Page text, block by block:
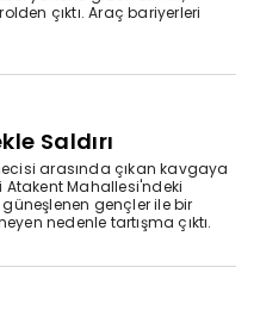
çıktı. Araç bariyerleri
Saldırı
arasında çıkan kavgaya
Atakent Mahallesi'ndeki
gençler ile bir
nedenle tartışma çıktı.